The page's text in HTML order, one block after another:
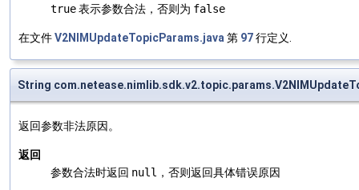
true表示参数合法，否则为 false
在文件V2NIMUpdateTopicParams.java 第 97行定义.
String
返回参数非法原因。
返回
参数合法时返回 null ，否则返回具体错误原因